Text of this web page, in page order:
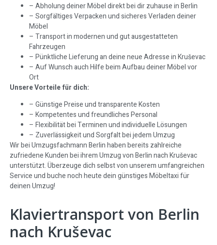
– Abholung deiner Möbel direkt bei dir zuhause in Berlin
– Sorgfältiges Verpacken und sicheres Verladen deiner
Möbel
– Transport in modernen und gut ausgestatteten
Fahrzeugen
– Pünktliche Lieferung an deine neue Adresse in Kruševac
– Auf Wunsch auch Hilfe beim Aufbau deiner Möbel vor
Ort
Unsere Vorteile für dich:
– Günstige Preise und transparente Kosten
– Kompetentes und freundliches Personal
– Flexibilität bei Terminen und individuelle Lösungen
– Zuverlässigkeit und Sorgfalt bei jedem Umzug
Wir bei Umzugsfachmann Berlin haben bereits zahlreiche
zufriedene Kunden bei ihrem Umzug von Berlin nach Kruševac
unterstützt. Überzeuge dich selbst von unserem umfangreichen
Service und buche noch heute dein günstiges Möbeltaxi für
deinen Umzug!
Klaviertransport von Berlin
nach Kruševac